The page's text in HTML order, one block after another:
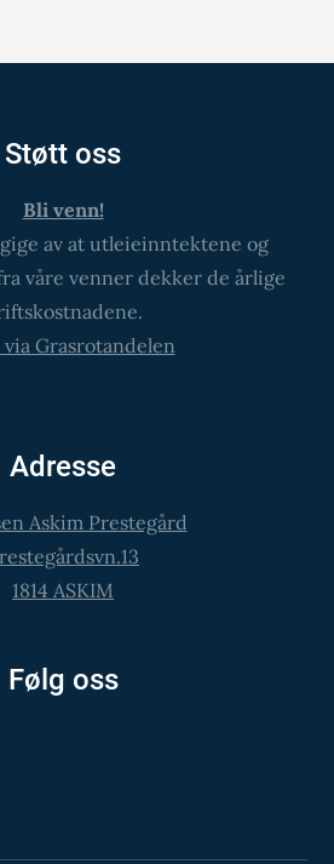
Støtt oss
Bli venn!
av at utleieinntektene og
våre venner dekker de årlige
via Grasrotandelen
Adresse
Askim Prestegård
1814 ASKIM
Følg oss